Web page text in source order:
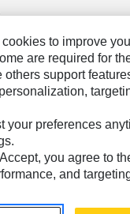
Marketing
Todos los
to improve
are required for
others support
your preferences
you agree to
and